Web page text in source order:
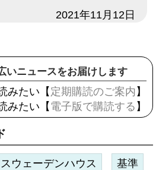
2021年11月12日
いニュースをお届けします
みたい【 定期購読のご案内 】
みたい【 電子版で購読する 】
スウェーデンハウス 基準